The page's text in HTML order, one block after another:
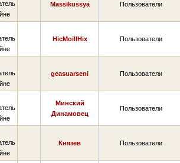
Massikussya Пользователи
HicMoillHix Пользователи
geasuarseni Пользователи
Минский
Динамовец
Пользователи
Князев Пользователи